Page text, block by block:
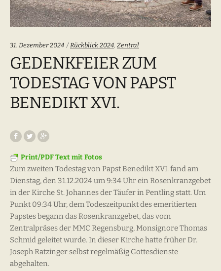
31. Dezember 2024 Categories:
Rückblick 2024 Zentral
GEDENKFEIER ZUM
TODESTAG VON PAPST
BENEDIKT XVI.
Print/PDF Text mit Fotos
Zum zweiten Todestag von Papst Benedikt XVI. fand am
Dienstag, den 31.12.2024 um 9:34 Uhr ein Rosenkranzgebet
in der Kirche St. Johannes der Täufer in Pentling statt. Um
Punkt 09:34 Uhr, dem Todeszeitpunkt des emeritierten
Papstes begann das Rosenkranzgebet, das vom
Zentralpräses der MMC Regensburg, Monsignore Thomas
Schmid geleitet wurde. In dieser Kirche hatte früher Dr.
Joseph Ratzinger selbst regelmäßig Gottesdienste
abgehalten.